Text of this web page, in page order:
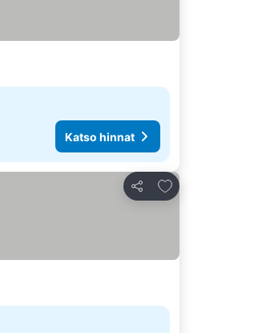
Katso hinnat
Jaa
Lisää suosikkeihin